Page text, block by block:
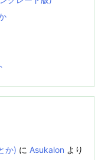
か) に Asukalon より